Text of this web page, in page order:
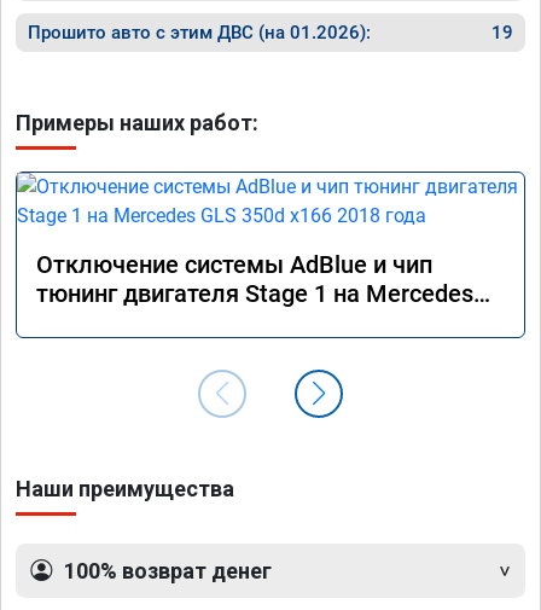
Прошито авто с этим ДВС (на 01.2026): 19
Примеры наших работ:
Отключение системы AdBlue и чип
тюнинг двигателя Stage 1 на Mercedes
Наши преимущества
100% возврат денег